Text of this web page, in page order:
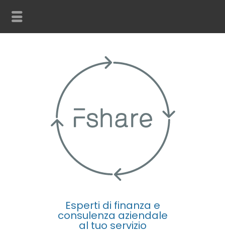
Esperti di finanza e
consulenza aziendale
al tuo servizio